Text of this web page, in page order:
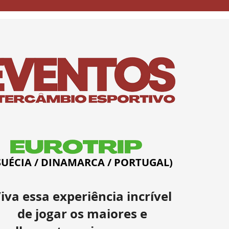
/ DINAMARCA / PORTUGAL)
essa experiência incrível
de jogar os maiores e